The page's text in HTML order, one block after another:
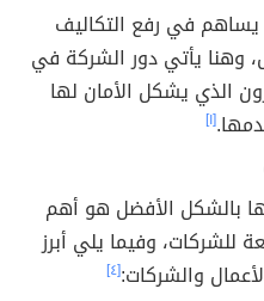
يساهم في رفع التكاليف
وهنا يأتي دور الشركة في
الذي يشكل الأمان لها
[١]
بالشكل الأفضل هو أهم
للشركات، وفيما يلي أبرز
والشركات:[٤]